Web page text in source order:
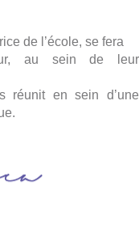
de l’école, se fera
au sein de leur
réunit en sein d’une